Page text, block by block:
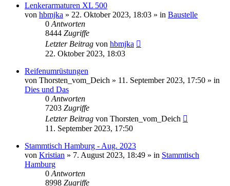
Lenkerarmaturen XL 500
von hbmjka » 22. Oktober 2023, 18:03 » in Baustelle
0 Antworten
8444 Zugriffe
Letzter Beitrag von hbmjka
22. Oktober 2023, 18:03
Reifenumrüstungen
von Thorsten_vom_Deich » 11. September 2023, 17:50 » in
Dies und Das
0 Antworten
7203 Zugriffe
Letzter Beitrag von Thorsten_vom_Deich
11. September 2023, 17:50
Stammtisch Hamburg - Aug. 2023
von Kristian » 7. August 2023, 18:49 » in Stammtisch
Hamburg
0 Antworten
8998 Zugriffe